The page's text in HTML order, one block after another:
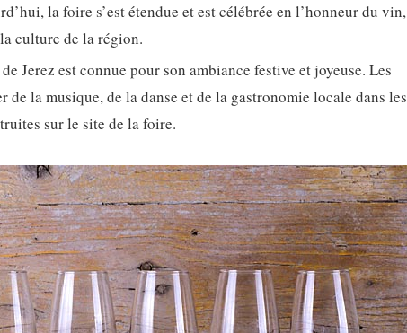
la foire s’est étendue et est célébrée en l’honneur du vin,
culture de la région.
Jerez est connue pour son ambiance festive et joyeuse. Les
de la musique, de la danse et de la gastronomie locale dans les
sur le site de la foire.